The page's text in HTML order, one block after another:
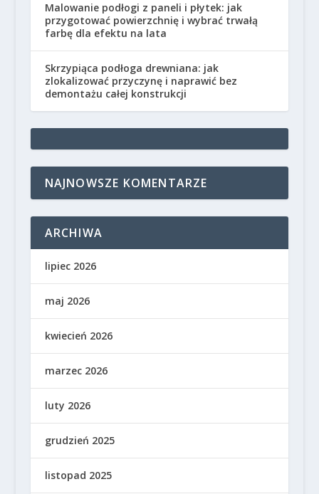
Malowanie podłogi z paneli i płytek: jak
przygotować powierzchnię i wybrać trwałą
farbę dla efektu na lata
Skrzypiąca podłoga drewniana: jak
zlokalizować przyczynę i naprawić bez
demontażu całej konstrukcji
NAJNOWSZE KOMENTARZE
ARCHIWA
lipiec 2026
maj 2026
kwiecień 2026
marzec 2026
luty 2026
grudzień 2025
listopad 2025